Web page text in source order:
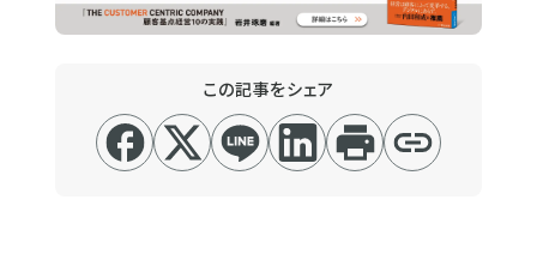
この記事をシェア